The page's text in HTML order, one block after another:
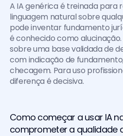
A IA genérica é treinada para
linguagem natural sobre
pode inventar fundamento
é conhecido como
sobre uma base validada de
com indicação de
checagem. Para uso
diferença é decisiva.
Como começar a usar IA
comprometer a qualidade